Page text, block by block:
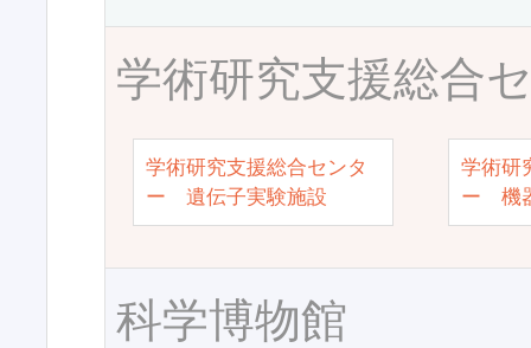
学術研究支援総合
学術研究支援総合センタ
ー 遺伝子実験施設
学術研
ー 機
科学博物館